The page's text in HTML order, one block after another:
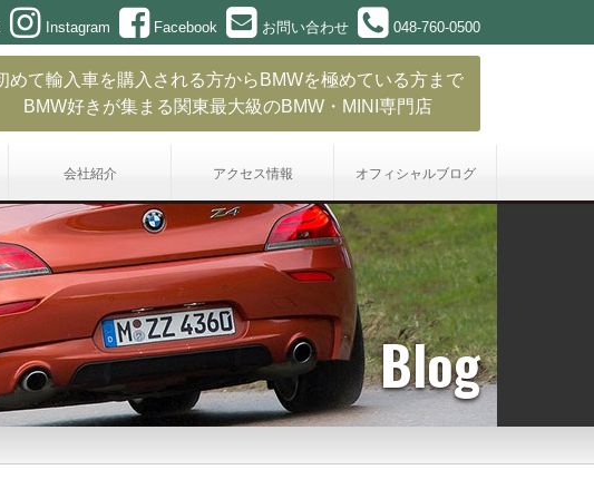
Instagram Facebook お問い合わせ 048-760-0500
めて輸入車を購入される方からBMWを極めている方まで
BMW好きが集まる関東最大級のBMW・MINI専門店
会社紹介 アクセス情報 オフィシャルブログ
Blog